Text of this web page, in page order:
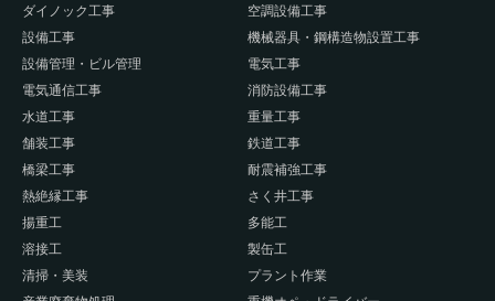
ダイノック工事
空調設備工事
設備工事
機械器具・鋼構造物設置工事
設備管理・ビル管理
電気工事
電気通信工事
消防設備工事
水道工事
重量工事
舗装工事
鉄道工事
橋梁工事
耐震補強工事
熱絶縁工事
さく井工事
揚重工
多能工
溶接工
製缶工
清掃・美装
プラント作業